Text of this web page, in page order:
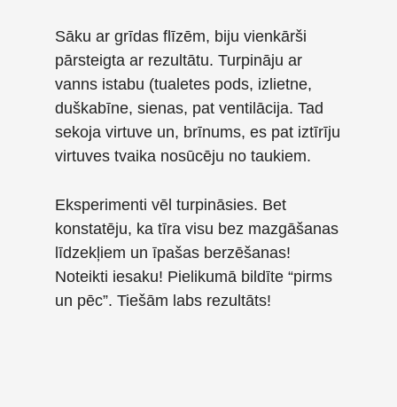
Sāku ar grīdas flīzēm, biju vienkārši
pārsteigta ar rezultātu. Turpināju ar
vanns istabu (tualetes pods, izlietne,
duškabīne, sienas, pat ventilācija. Tad
sekoja virtuve un, brīnums, es pat iztīrīju
virtuves tvaika nosūcēju no taukiem.
Eksperimenti vēl turpināsies. Bet
konstatēju, ka tīra visu bez mazgāšanas
līdzekļiem un īpašas berzēšanas!
Noteikti iesaku! Pielikumā bildīte “pirms
un pēc”. Tiešām labs rezultāts!